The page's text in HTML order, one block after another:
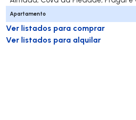
Apartamento
Ver listados para comprar
Ver listados para alquilar